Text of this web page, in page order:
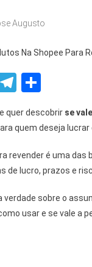
Augusto
Na Shopee Para
Telegram
quer descobrir se
quem deseja lucrar
revender é uma
de lucro, prazos e
verdade sobre o
usar e se vale a